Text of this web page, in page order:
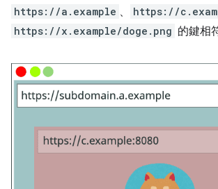
https://a.example 、 https://
https://x.example/doge.png 的鍵相